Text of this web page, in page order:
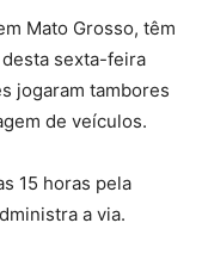
Mato Grosso, têm
sexta-feira
jogaram tambores
de veículos.
15 horas pela
a via.